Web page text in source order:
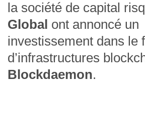
la société de capital
Global ont annoncé un
investissement dans le
d’infrastructures
Blockdaemon.